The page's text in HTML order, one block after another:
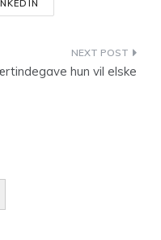
hun vil elske